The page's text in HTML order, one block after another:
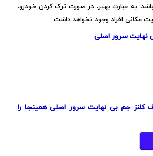
به عبارت بهتر، در صورت ترک کردن خودرو،
مکانی افراد وجود نخواهد داشت.
نهایت سرور اصلی
کلنز جم بی نهایت سرور اصلی همینجا را